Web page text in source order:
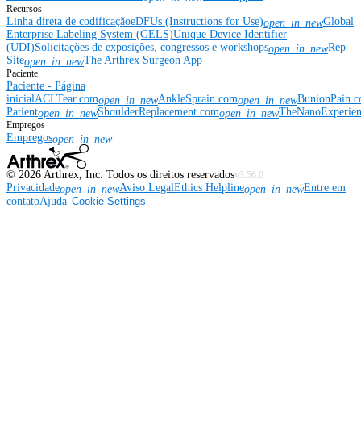
Recursos
Linha direta de codificaçãoeDFUs (Instructions for Use)open_in_newGlobal
Enterprise Labeling System (GELS)Unique Device Identifier
(UDI)Solicitações de exposições, congressos e workshopsopen_in_newRep
Siteopen_in_newThe Arthrex Surgeon App
Paciente
Paciente - Página
inicialACLTear.comopen_in_newAnkleSprain.comopen_in_new
Patientopen_in_newShoulderReplacement.comopen_in_new
Empregos
Empregosopen_in_new
© 2026 Arthrex, Inc. Todos os direitos reservadosv3.56.0
Privacidadeopen_in_newAviso LegalEthics Helplineopen_in_newEntre em
contatoAjuda Cookie Settings